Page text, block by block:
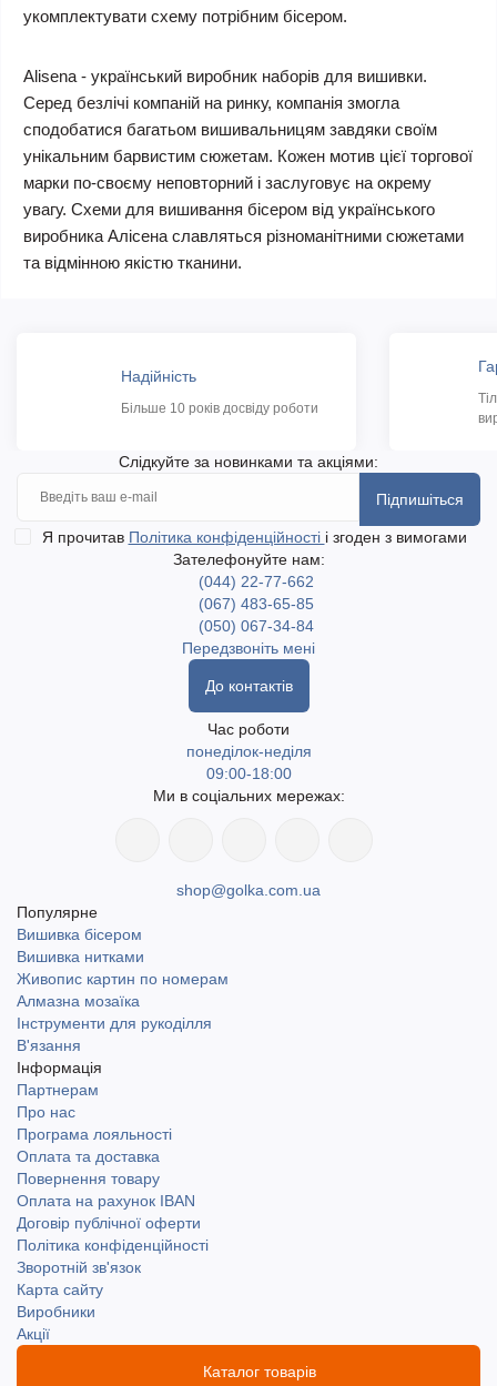
укомплектувати схему потрібним бісером.
Alisena - український виробник наборів для вишивки.
Серед безлічі компаній на ринку, компанія змогла
сподобатися багатьом вишивальницям завдяки своїм
унікальним барвистим сюжетам. Кожен мотив цієї торгової
марки по-своєму неповторний і заслуговує на окрему
увагу. Схеми для вишивання бісером від українського
виробника Алісена славляться різноманітними сюжетами
та відмінною якістю тканини.
Надійність
Більше 10 років досвіду роботи
Слідкуйте за новинками та акціями:
Підпишіться
Я прочитав Політика конфіденційності і згоден з вимогами
Зателефонуйте нам:
(044) 22-77-662
(067) 483-65-85
(050) 067-34-84
Передзвоніть мені
До контактів
Час роботи
понеділок-неділя
09:00-18:00
Ми в соціальних мережах:
shop@golka.com.ua
Популярне
Вишивка бісером
Вишивка нитками
Живопис картин по номерам
Алмазна мозаїка
Інструменти для рукоділля
В'язання
Інформація
Партнерам
Про нас
Програма лояльності
Оплата та доставка
Повернення товару
Оплата на рахунок IBAN
Договір публічної оферти
Політика конфіденційності
Зворотній зв'язок
Карта сайту
Виробники
Акції
Каталог товарів